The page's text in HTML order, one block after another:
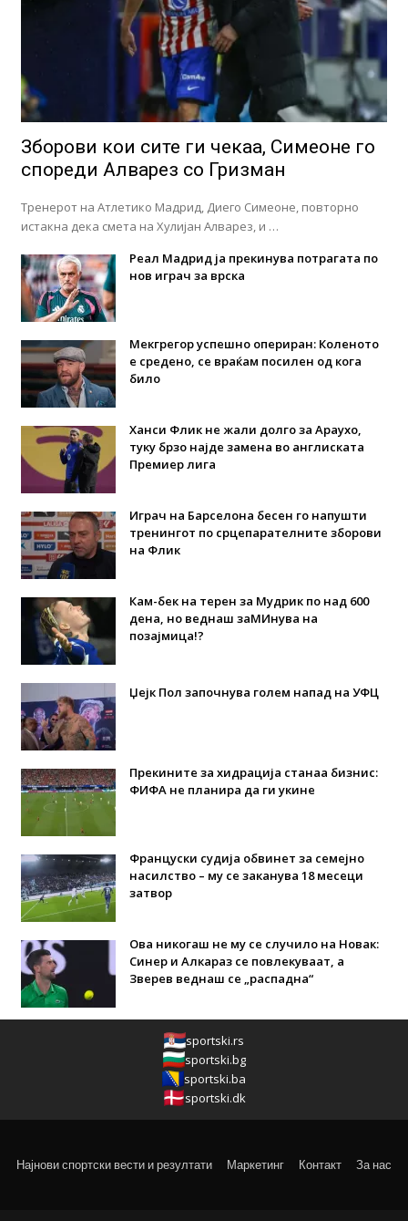
Зборови кои сите ги чекаа, Симеоне го
спореди Алварез со Гризман
Тренерот на Атлетико Мадрид, Диего Симеоне, повторно
истакна дека смета на Хулијан Алварез, и …
Реал Мадрид ја прекинува потрагата по
нов играч за врска
Мекгрегор успешно опериран: Коленото
е средено, се враќам посилен од кога
било
Ханси Флик не жали долго за Араухо,
туку брзо најде замена во англиската
Премиер лига
Играч на Барселона бесен го напушти
тренингот по срцепарателните зборови
на Флик
Кам-бек на терен за Мудрик по над 600
дена, но веднаш заМИнува на
позајмица!?
Џејк Пол започнува голем напад на УФЦ
Прекините за хидрација станаа бизнис:
ФИФА не планира да ги укине
Француски судија обвинет за семејно
насилство – му се заканува 18 месеци
затвор
Ова никогаш не му се случило на Новак:
Синер и Алкараз се повлекуваат, а
Зверев веднаш се „распадна“
sportski.rs
sportski.bg
sportski.ba
sportski.dk
Најнови спортски вести и резултати Маркетинг Контакт За нас